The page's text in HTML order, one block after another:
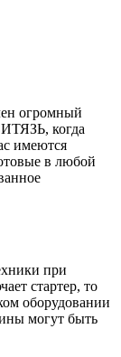
огромный
когда
имеются
в любой
при
стартер, то
оборудовании
могут быть